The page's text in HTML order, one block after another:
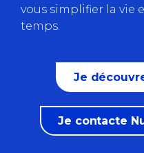
vous simplifier la vie
temps.
Je
Je contacte